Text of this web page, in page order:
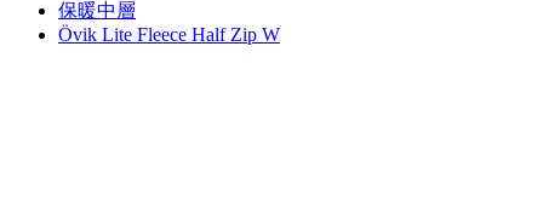
保暖中層
Övik Lite Fleece Half Zip W